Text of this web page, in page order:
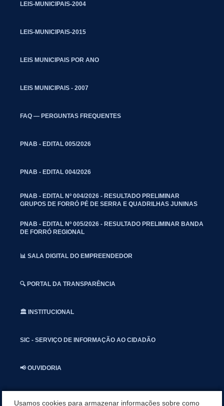
LEIS-MUNICIPAIS-2004
LEIS-MUNICIPAIS-2015
LEIS MUNICIPAIS POR ANO
LEIS MUNICIPAIS - 2007
FAQ — PERGUNTAS FREQUENTES
PNAB - EDITAL 005/2026
PNAB - EDITAL 004/2026
PNAB - EDITAL Nº 004/2026 - RESULTADO PRELIMINAR
GRUPOS DE FORRÓ PÉ DE SERRA E QUADRILHAS JUNINAS
PNAB - EDITAL Nº 005/2026 - RESULTADO PRELIMINAR BANDA
DE FORRÓ REGIONAL
📊 SALA DIGITAL DO EMPREENDEDOR
🔍 PORTAL DA TRANSPARÊNCIA
🏛️ INSTITUCIONAL
SIC - SERVIÇO DE INFORMAÇÃO AO CIDADÃO
📢 OUVIDORIA
Usamos cookies para armazenar informações sobre como